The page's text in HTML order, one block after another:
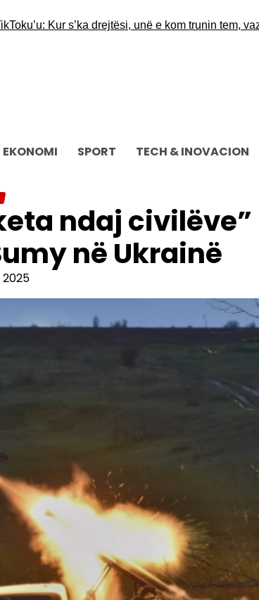
Kur s’ka drejtësi, unë e kom trunin tem, vazhdoj
EKONOMI SPORT TECH & INOVACION
ndaj civilëve”
në Ukrainë
2025